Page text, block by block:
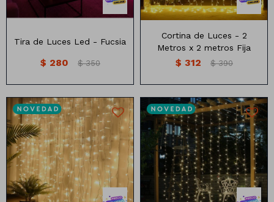
Tira de Luces Led - Fucsia
$ 280 $ 350
Cortina de Luces - 2
Metros x 2 metros Fija
$ 312 $ 390
3 metros x2 metros 3 metros x2 metros
Veladoras
Fanal
Veladoras
Lámparas
Guías